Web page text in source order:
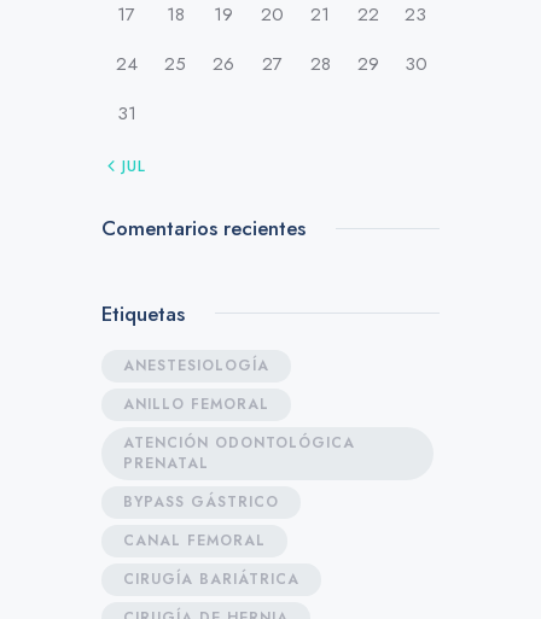
17
18 19 20 21 22
23
24
25 26 27 28 29
30
31
« JUL
Comentarios recientes
Etiquetas
ANESTESIOLOGÍA
ANILLO FEMORAL
ATENCIÓN ODONTOLÓGICA
PRENATAL
BYPASS GÁSTRICO
CANAL FEMORAL
CIRUGÍA BARIÁTRICA